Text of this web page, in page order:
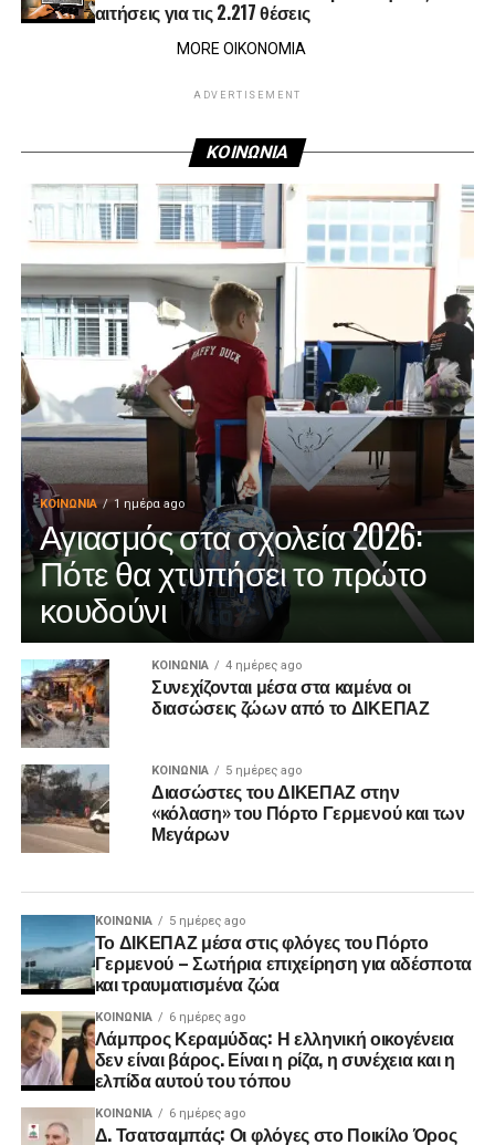
αιτήσεις για τις 2.217 θέσεις
MORE ΟΙΚΟΝΟΜΙΑ
ADVERTISEMENT
ΚΟΙΝΩΝΙΑ
ΚΟΙΝΩΝΊΑ 1 ημέρα ago
Αγιασμός στα σχολεία 2026:
Πότε θα χτυπήσει το πρώτο
κουδούνι
ΚΟΙΝΩΝΊΑ 4 ημέρες ago
Συνεχίζονται μέσα στα καμένα οι
διασώσεις ζώων από το ΔΙΚΕΠΑΖ
ΚΟΙΝΩΝΊΑ 5 ημέρες ago
Διασώστες του ΔΙΚΕΠΑΖ στην
«κόλαση» του Πόρτο Γερμενού και των
Μεγάρων
ΚΟΙΝΩΝΊΑ 5 ημέρες ago
Το ΔΙΚΕΠΑΖ μέσα στις φλόγες του Πόρτο
Γερμενού – Σωτήρια επιχείρηση για αδέσποτα
και τραυματισμένα ζώα
ΚΟΙΝΩΝΊΑ 6 ημέρες ago
Λάμπρος Κεραμύδας: Η ελληνική οικογένεια
δεν είναι βάρος. Είναι η ρίζα, η συνέχεια και η
ελπίδα αυτού του τόπου
ΚΟΙΝΩΝΊΑ 6 ημέρες ago
Δ. Τσατσαμπάς: Οι φλόγες στο Ποικίλο Όρος